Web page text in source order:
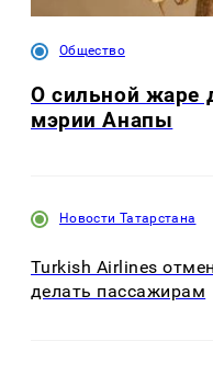
Общество
О сильной жаре
мэрии Анапы
Новости Татарстана
Turkish Airlines
делать пассажирам